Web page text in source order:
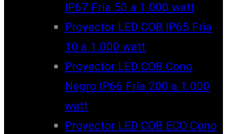
IP67 Fría 50 a 1.000 watt
Proyector LED COB IP65 Fría
10 a 1.000 watt
Proyector LED COB Cono
Negro IP66 Fría 200 a 1.000
watt
Proyector LED COB ECO Cono